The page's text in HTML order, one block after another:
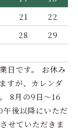
21
22
28
29
日です。 お休み
すが、カレンダ
8月の9日～16
午後以降にいただ
せていただきま